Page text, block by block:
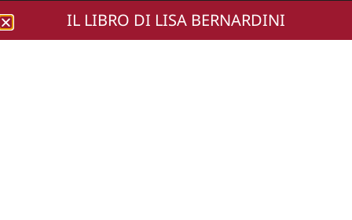
Lisa Bernardini
IL LIBRO DI LISA BERNARDINI